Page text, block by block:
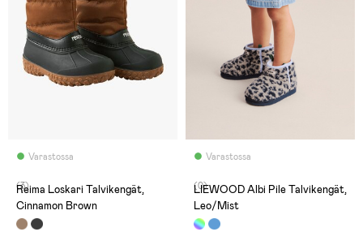
Varastossa
(3)
Reima Loskari Talvikengät,
Cinnamon Brown
Varastossa
(0)
LIEWOOD Albi Pile Talvikengät,
Leo/Mist